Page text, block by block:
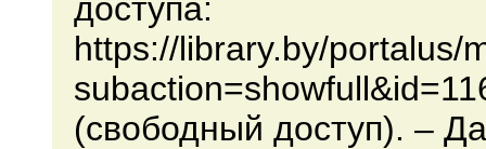
доступа:
https://library.by/portalus/
(свободный доступ). –